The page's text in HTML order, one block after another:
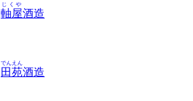
軸屋
じくや
酒造
田苑
でんえん
酒造